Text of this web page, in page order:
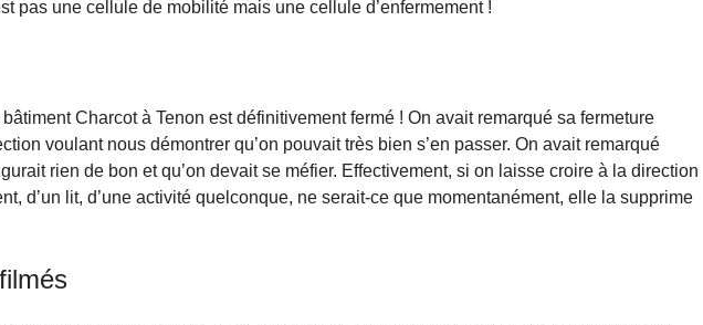
pas une cellule de mobilité mais une cellule d’enfermement !
Charcot à Tenon est définitivement fermé ! On avait remarqué sa fermeture
voulant nous démontrer qu’on pouvait très bien s’en passer. On avait remarqué
rien de bon et qu’on devait se méfier. Effectivement, si on laisse croire à la direction
d’un lit, d’une activité quelconque, ne serait-ce que momentanément, elle la supprime